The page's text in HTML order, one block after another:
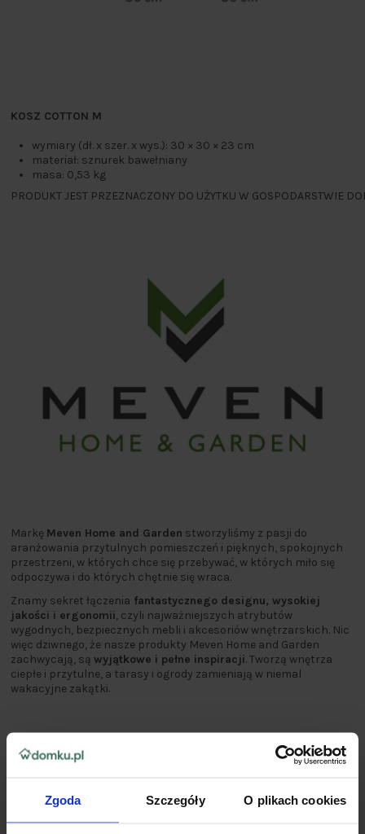
Zgoda Szczegóły O plikach cookies
KOSZ COTTON M
wymiary (dł. x szer. x wys.): 30 × 30 × 23 cm
materiał: sznurek bawełniany
masa: 0,53 kg
PRODUKT JEST PRZEZNACZONY DO UŻYTKU W GOSPODARSTWIE
Markę Meven Home and Garden stworzyliśmy z pasji do
aranżowania przytulnych pomieszczeń i pięknych, spokojnych
przestrzeni, w których chce się przebywać, w których miło się
odpoczywa i do których chętnie się wraca.
Znamy sekret łączenia fantastycznego designu, wysokiej
jakości i ergonomii, czyli najważniejszych atrybutów
wygodnych, bezpiecznych mebli i akcesoriów wnętrzarskich. Nic
więc dziwnego, że nasze produkty Meven Home and Garden
zachwycają, są wyjątkowe i pełne inspiracji. Tworzą wnętrza
ciepłe i przytulne, a tarasy i ogrody zamieniają w niemal
wakacyjne zakątki.